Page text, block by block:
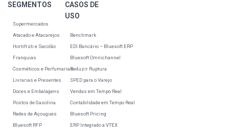
SEGMENTOS
Supermercados
Atacado e Atacarejos
Hortifrúti e Sacolão
Franquias
Cosméticos e Perfumarias
Livrarias e Presentes
Doces e Embalagens
Postos de Gasolina
Redes de Açougues
Bluesoft RFP
CASOS DE
USO
Benchmark
EDI Bancário – Bluesoft ERP
Bluesoft Omnichannel
Reduzir Ruptura
SPED para o Varejo
Vendas em Tempo Real
Contabilidade em Tempo Real
Bluesoft Pricing
ERP Integrado a VTEX